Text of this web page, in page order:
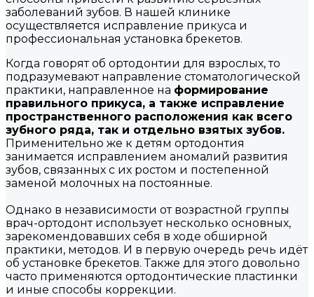
заболеваний зубов. В нашей клинике
осуществляется исправление прикуса и
профессиональная установка брекетов.
Когда говорят об ортодонтии для взрослых, то
подразумевают направление стоматологической
практики, направленное на формирование
правильного прикуса, а также исправление
пространственного расположения как всего
зубного ряда, так и отдельно взятых зубов.
Применительно же к детям ортодонтия
занимается исправлением аномалий развития
зубов, связанных с их ростом и постепенной
заменой молочных на постоянные.
Однако в независимости от возрастной группы
врач-ортодонт использует несколько основных,
зарекомендовавших себя в ходе обширной
практики, методов. И в первую очередь речь идёт
об установке брекетов. Также для этого довольно
часто применяются ортодонтические пластинки
и иные способы коррекции.